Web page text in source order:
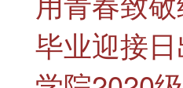
毕业迎接